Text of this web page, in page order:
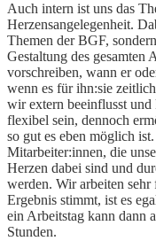
Auch intern ist uns das
Herzensangelegenheit.
Themen der BGF,
Gestaltung des gesamten
vorschreiben, wann er
wenn es für ihn:sie
wir extern beeinflusst
flexibel sein, dennoch
so gut es eben möglich
Mitarbeiter:innen, die
Herzen dabei sind und
werden. Wir arbeiten
Ergebnis stimmt, ist es
ein Arbeitstag kann dann
Stunden.